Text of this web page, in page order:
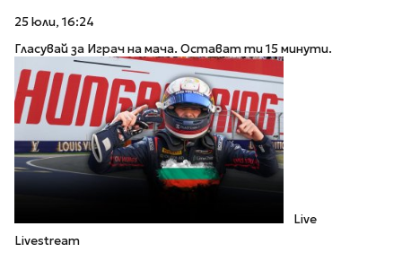
25 юли, 16:24
Гласувай за Играч на мача. Остават ти 15 минути.
Live
Livestream